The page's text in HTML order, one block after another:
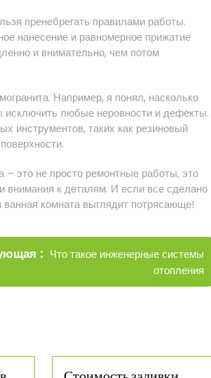
пренебрегать правилами работы.
нанесение и равномерное прижатие
и внимательно, чем потом
Например, я понял, насколько
исключить любые неровности и дефекты.
инструментов, таких как резиновый
– это не просто ремонтные работы, это
внимания к деталям. И если все сделано
ванная комната выглядит потрясающе!
Новые
Что такое инженерные системы
отопления